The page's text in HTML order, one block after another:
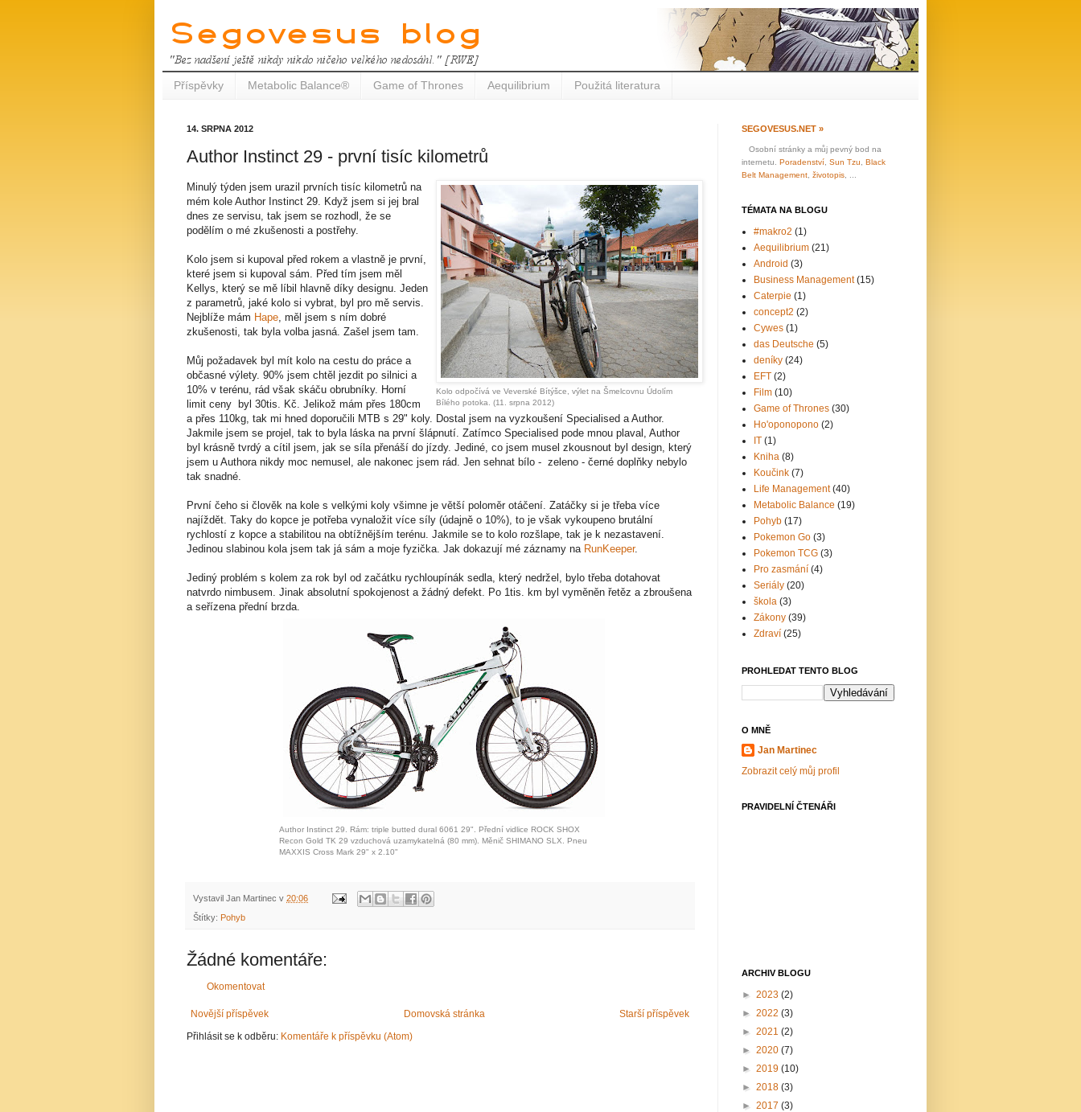
Příspěvky Metabolic Balance® Game of Thrones Aequilibrium Použitá literatura
14. SRPNA 2012
Author Instinct 29 - první tisíc kilometrů
Kolo odpočívá ve Veverské Bítýšce, výlet na Šmelcovnu Údolím
Bílého potoka. (11. srpna 2012)
Minulý týden jsem urazil prvních tisíc kilometrů na
mém kole Author Instinct 29. Když jsem si jej bral
dnes ze servisu, tak jsem se rozhodl, že se
podělím o mé zkušenosti a postřehy.
Kolo jsem si kupoval před rokem a vlastně je první,
které jsem si kupoval sám. Před tím jsem měl
Kellys, který se mě líbil hlavně díky designu. Jeden
z parametrů, jaké kolo si vybrat, byl pro mě servis.
Nejblíže mám Hape, měl jsem s ním dobré
zkušenosti, tak byla volba jasná. Zašel jsem tam.
Můj požadavek byl mít kolo na cestu do práce a
občasné výlety. 90% jsem chtěl jezdit po silnici a
10% v terénu, rád však skáču obrubníky. Horní
limit ceny byl 30tis. Kč. Jelikož mám přes 180cm
a přes 110kg, tak mi hned doporučili MTB s 29" koly. Dostal jsem na vyzkoušení Specialised a Author.
Jakmile jsem se projel, tak to byla láska na první šlápnutí. Zatímco Specialised pode mnou plaval, Author
byl krásně tvrdý a cítil jsem, jak se síla přenáší do jízdy. Jediné, co jsem musel zkousnout byl design, který
jsem u Authora nikdy moc nemusel, ale nakonec jsem rád. Jen sehnat bílo - zeleno - černé doplňky nebylo
tak snadné.
První čeho si člověk na kole s velkými koly všimne je větší poloměr otáčení. Zatáčky si je třeba více
najíždět. Taky do kopce je potřeba vynaložit více síly (údajně o 10%), to je však vykoupeno brutální
rychlostí z kopce a stabilitou na obtížnějším terénu. Jakmile se to kolo rozšlape, tak je k nezastavení.
Jedinou slabinou kola jsem tak já sám a moje fyzička. Jak dokazují mé záznamy na RunKeeper.
Jediný problém s kolem za rok byl od začátku rychloupínák sedla, který nedržel, bylo třeba dotahovat
natvrdo nimbusem. Jinak absolutní spokojenost a žádný defekt. Po 1tis. km byl vyměněn řetěz a zbroušena
a seřízena přední brzda.
Author Instinct 29. Rám: triple butted dural 6061 29". Přední vidlice ROCK SHOX
Recon Gold TK 29 vzduchová uzamykatelná (80 mm). Měnič SHIMANO SLX. Pneu
MAXXIS Cross Mark 29" x 2.10"
Vystavil Jan Martinec v 20:06
Štítky: Pohyb
Žádné komentáře:
Okomentovat
Novější příspěvek Starší příspěvek
Domovská stránka
Přihlásit se k odběru: Komentáře k příspěvku (Atom)
SEGOVESUS.NET »
Osobní stránky a můj pevný bod na
internetu. Poradenství Sun Tzu
Black
Belt Management životopis
TÉMATA NA BLOGU
#makro2 (1)
Aequilibrium (21)
Android (3)
Business Management (15)
Caterpie (1)
concept2 (2)
Cywes (1)
das Deutsche (5)
deníky (24)
EFT (2)
Film (10)
Game of Thrones (30)
Ho'oponopono (2)
IT (1)
Kniha (8)
Koučink (7)
Life Management (40)
Metabolic Balance (19)
Pohyb (17)
Pokemon Go (3)
Pokemon TCG (3)
Pro zasmání (4)
Seriály (20)
škola (3)
Zákony (39)
Zdraví (25)
PROHLEDAT TENTO BLOG
O MNĚ
Jan Martinec
Zobrazit celý můj profil
PRAVIDELNÍ ČTENÁŘI
ARCHIV BLOGU
► 2023 (2)
► 2022 (3)
► 2021 (2)
► 2020 (7)
► 2019 (10)
► 2018 (3)
► 2017 (3)